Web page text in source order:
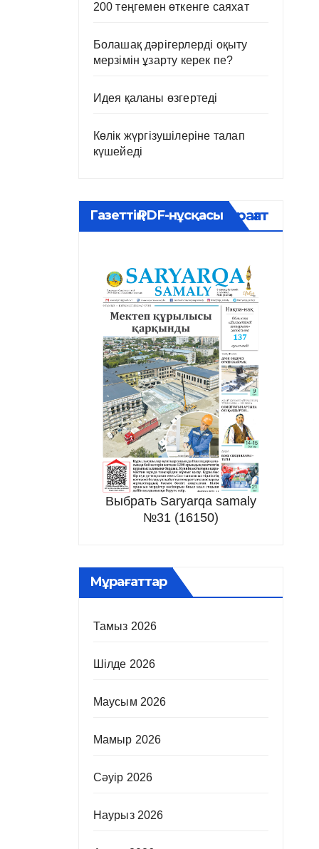
200 теңгемен өткенге саяхат
Болашақ дәрігерлерді оқыту
мерзімін ұзарту керек пе?
Идея қаланы өзгертеді
Көлік жүргізушілеріне талап
күшейеді
Газеттің PDF-нұсқасыМұрағат
Выбрать Saryarqa samaly
№31 (16150)
Мұрағаттар
Тамыз 2026
Шілде 2026
Маусым 2026
Мамыр 2026
Сәуір 2026
Наурыз 2026